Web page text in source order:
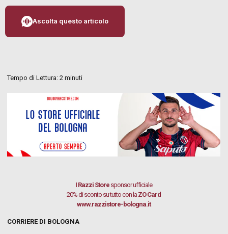
Ascolta questo articolo
Tempo di Lettura:2 minuti
I Razzi Store sponsor ufficiale
20% di sconto su tutto con la ZO Card
www.razzistore-bologna.it
CORRIERE DI BOLOGNA